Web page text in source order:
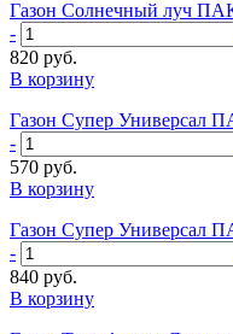
Газон Солнечный луч
-
820 руб.
В корзину
Газон Супер Универсал
-
570 руб.
В корзину
Газон Супер Универсал
-
840 руб.
В корзину